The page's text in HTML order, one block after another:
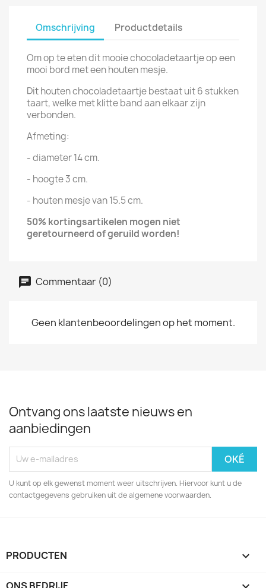
Omschrijving Productdetails
Om op te eten dit mooie chocoladetaartje op een
mooi bord met een houten mesje.
Dit houten chocoladetaartje bestaat uit 6 stukken
taart, welke met klitte band aan elkaar zijn
verbonden.
Afmeting:
- diameter 14 cm.
- hoogte 3 cm.
- houten mesje van 15.5 cm.
50% kortingsartikelen mogen niet
geretourneerd of geruild worden!
Commentaar (0)
Geen klantenbeoordelingen op het moment.
Ontvang ons laatste nieuws en
aanbiedingen
U kunt op elk gewenst moment weer uitschrijven. Hiervoor kunt u de
contactgegevens gebruiken uit de algemene voorwaarden.
PRODUCTEN 
ONS BEDRIJF